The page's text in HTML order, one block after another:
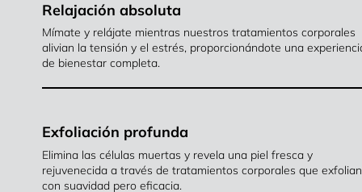
Relajación absoluta
Mímate y relájate mientras nuestros tratamientos corporales
alivian la tensión y el estrés, proporcionándote una
de bienestar completa.
Exfoliación profunda
Elimina las células muertas y revela una piel fresca y
rejuvenecida a través de tratamientos corporales que exfolian
con suavidad pero eficacia.